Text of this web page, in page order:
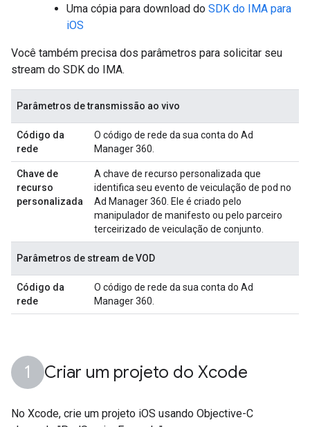
Uma cópia para download do SDK do IMA para
iOS
Você também precisa dos parâmetros para solicitar seu
stream do SDK do IMA.
Parâmetros de transmissão ao vivo
Código da
rede
O código de rede da sua conta do Ad
Manager 360.
Chave de
recurso
personalizada
A chave de recurso personalizada que
identifica seu evento de veiculação de pod no
Ad Manager 360. Ele é criado pelo
manipulador de manifesto ou pelo parceiro
terceirizado de veiculação de conjunto.
Parâmetros de stream de VOD
Código da
rede
O código de rede da sua conta do Ad
Manager 360.
Criar um projeto do Xcode
No Xcode, crie um projeto iOS usando Objective-C